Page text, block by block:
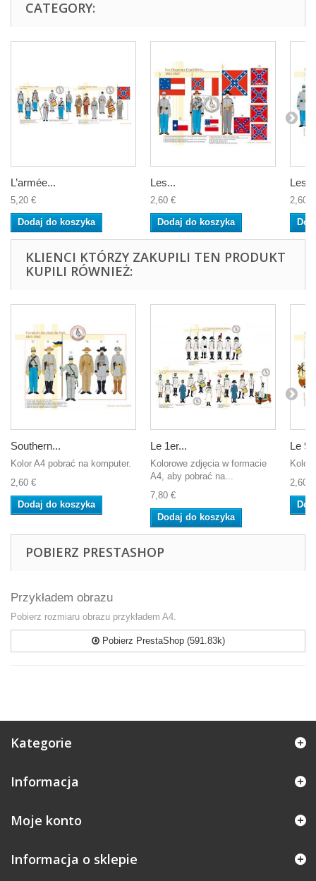
CATEGORY:
L’armée...
5,20 €
Dodaj do koszyka
Les...
2,60 €
Dodaj do koszyka
Les
2,60 €
KLIENCI KTÓRZY ZAKUPILI TEN PRODUKT
KUPILI RÓWNIEŻ:
Southern...
Kolor A4 pobrać na komputer.
2,60 €
Dodaj do koszyka
Le 1er...
Kolorowe zdjęcia w formacie
A4, aby pobrać na...
7,80 €
Dodaj do koszyka
Le
Kolor
2,60 €
POBIERZ PRESTASHOP
Przykładem obrazu
Pobierz rozmiaru obrazu przykładem A4.
Pobierz PrestaShop (591.83k)
Kategorie
Informacja
Moje konto
Informacja o sklepie